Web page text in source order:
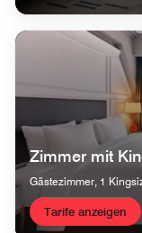
Zimmer mit
Gästezimmer, 1
Tarife anzeigen